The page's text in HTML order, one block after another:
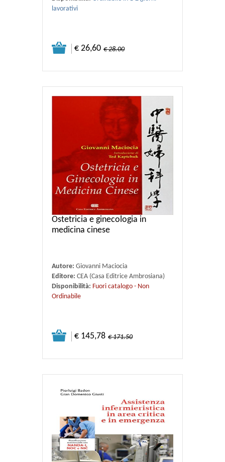
lavorativi
€ 26,60 € 28.00
Ostetricia e ginecologia in
medicina cinese
Autore: Giovanni Maciocia
Editore: CEA (Casa Editrice Ambrosiana)
Disponibilità: Fuori catalogo - Non
Ordinabile
€ 145,78 € 171.50